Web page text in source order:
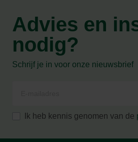
Advies en
nodig?
Schrijf je in voor onze nieuwsbrief
Ik heb kennis genomen van de